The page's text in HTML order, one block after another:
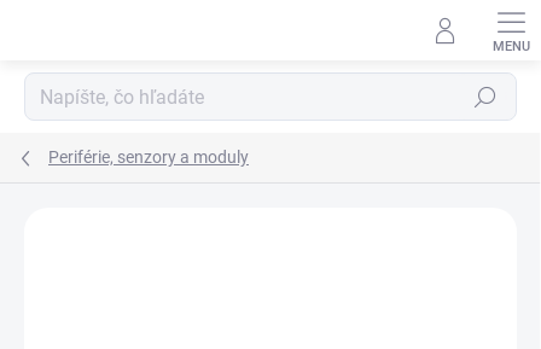
Hľadať
Periférie, senzory a moduly